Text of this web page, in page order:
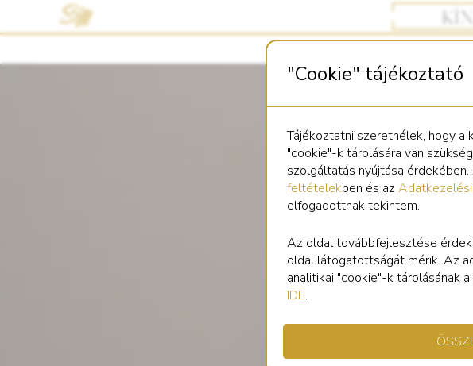
"Cookie" tájékoztató
Tájékoztatni szeretnélek, hogy
"cookie"-k tárolására van
szolgáltatás nyújtása
feltételekben és az
elfogadottnak tekintem.
Az oldal továbbfejlesztése
oldal látogatottságát mérik. Az
analitikai "cookie"-k tárolásának
IDE.